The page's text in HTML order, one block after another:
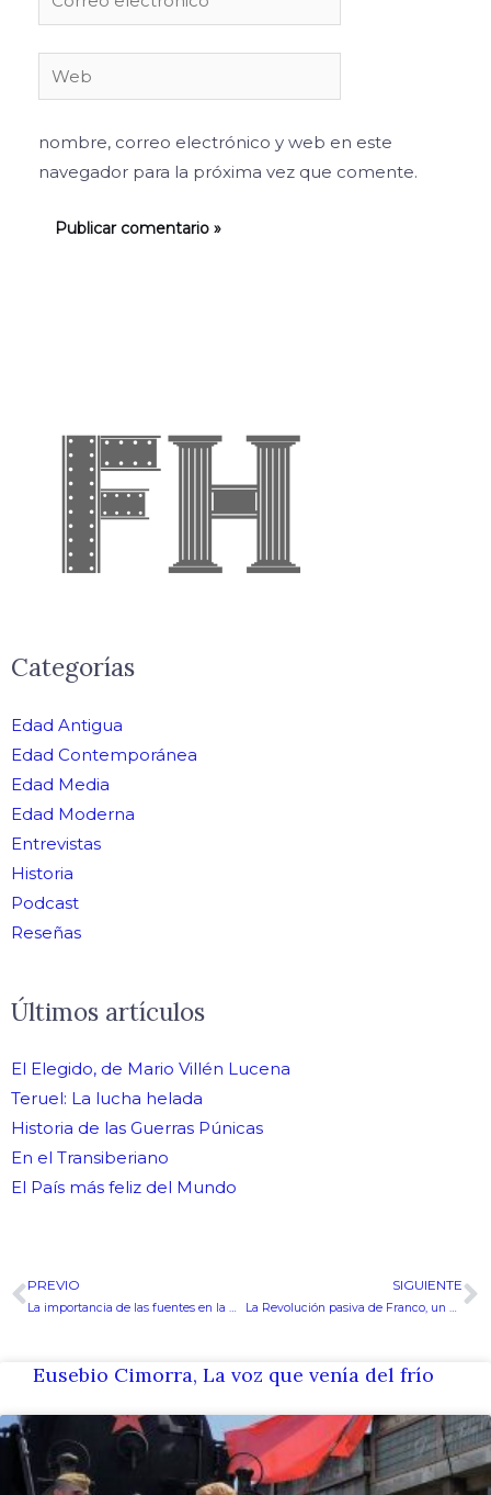
electrónico*
Web
nombre, correo electrónico y web en este
navegador para la próxima vez que comente.
Categorías
Edad Antigua
Edad Contemporánea
Edad Media
Edad Moderna
Entrevistas
Historia
Podcast
Reseñas
Últimos artículos
El Elegido, de Mario Villén Lucena
Teruel: La lucha helada
Historia de las Guerras Púnicas
En el Transiberiano
El País más feliz del Mundo
Ant
PREVIO
La importancia de las fuentes en la Historia de la Castellología
SIGUIENTE
La Revolución pasiva de Franco, un Estado para un Condotiero
Eusebio Cimorra, La voz que venía del frío